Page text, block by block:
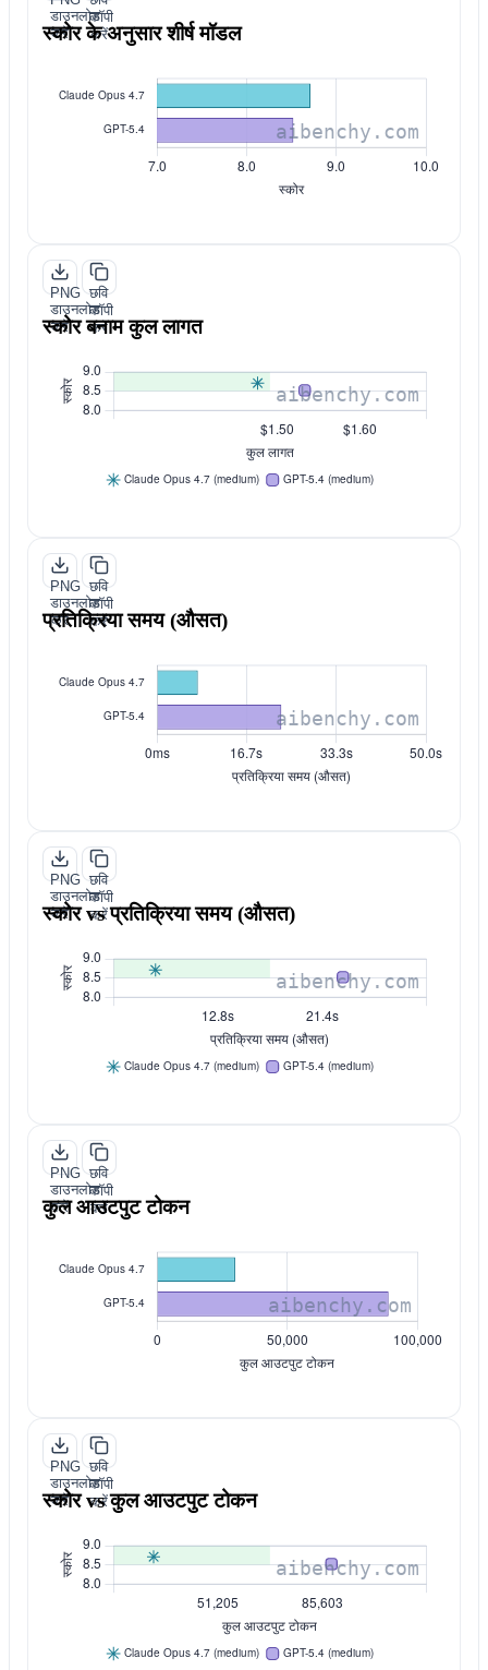
डाउनलोड
करें
कॉपी
करें
स्कोर के अनुसार शीर्ष मॉडल
PNG
डाउनलोड
करें
छवि
कॉपी
करें
स्कोर बनाम कुल लागत
PNG
डाउनलोड
करें
छवि
कॉपी
करें
प्रतिक्रिया समय (औसत)
PNG
डाउनलोड
करें
छवि
कॉपी
करें
स्कोर vs प्रतिक्रिया समय (औसत)
PNG
डाउनलोड
करें
छवि
कॉपी
करें
कुल आउटपुट टोकन
PNG
डाउनलोड
करें
छवि
कॉपी
करें
स्कोर vs कुल आउटपुट टोकन